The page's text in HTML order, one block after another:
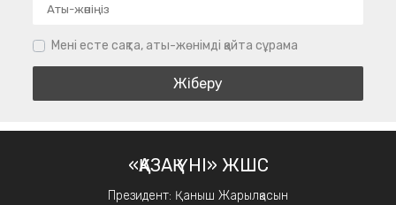
Мені есте сақта, аты-жөнімді қайта сұрама
«ҚАЗАҚ ҮНІ» ЖШС
Президент: Қаныш Жарылқасын